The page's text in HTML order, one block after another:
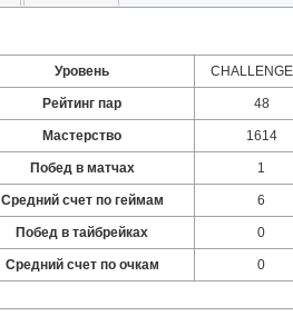
Уровень
Рейтинг пар 48
Мастерство 1614
Побед в матчах 1
Средний счет по геймам 6
Побед в тайбрейках 0
Средний счет по очкам 0